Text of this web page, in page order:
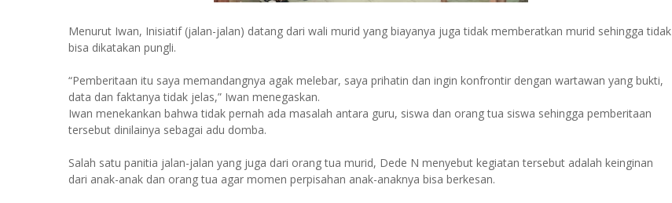
Menurut Iwan, Inisiatif (jalan-jalan) datang dari wali murid yang biayanya juga tidak memberatkan murid sehingga tidak
bisa dikatakan pungli.
“Pemberitaan itu saya memandangnya agak melebar, saya prihatin dan ingin konfrontir dengan wartawan yang bukti,
data dan faktanya tidak jelas,” Iwan menegaskan.
Iwan menekankan bahwa tidak pernah ada masalah antara guru, siswa dan orang tua siswa sehingga pemberitaan
tersebut dinilainya sebagai adu domba.
Salah satu panitia jalan-jalan yang juga dari orang tua murid, Dede N menyebut kegiatan tersebut adalah keinginan
dari anak-anak dan orang tua agar momen perpisahan anak-anaknya bisa berkesan.